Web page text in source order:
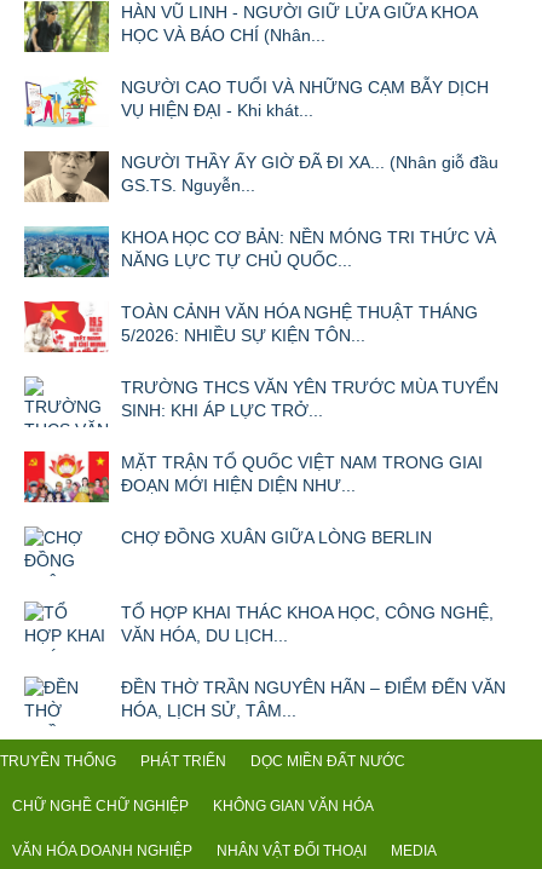
HÀN VŨ LINH - NGƯỜI GIỮ LỬA GIỮA KHOA
HỌC VÀ BÁO CHÍ (Nhân...
NGƯỜI CAO TUỔI VÀ NHỮNG CẠM BẪY DỊCH
VỤ HIỆN ĐẠI - Khi khát...
NGƯỜI THẦY ẤY GIỜ ĐÃ ĐI XA... (Nhân giỗ đầu
GS.TS. Nguyễn...
KHOA HỌC CƠ BẢN: NỀN MÓNG TRI THỨC VÀ
NĂNG LỰC TỰ CHỦ QUỐC...
TOÀN CẢNH VĂN HÓA NGHỆ THUẬT THÁNG
5/2026: NHIỀU SỰ KIỆN TÔN...
TRƯỜNG THCS VĂN YÊN TRƯỚC MÙA TUYỂN
SINH: KHI ÁP LỰC TRỞ...
MẶT TRẬN TỔ QUỐC VIỆT NAM TRONG GIAI
ĐOẠN MỚI HIỆN DIỆN NHƯ...
CHỢ ĐỒNG XUÂN GIỮA LÒNG BERLIN
TỔ HỢP KHAI THÁC KHOA HỌC, CÔNG NGHỆ,
VĂN HÓA, DU LỊCH...
ĐỀN THỜ TRẦN NGUYÊN HÃN – ĐIỂM ĐẾN VĂN
HÓA, LỊCH SỬ, TÂM...
TRUYỀN THỐNG PHÁT TRIỂN DỌC MIỀN ĐẤT NƯỚC
CHỮ NGHỀ CHỮ NGHIỆP KHÔNG GIAN VĂN HÓA
VĂN HÓA DOANH NGHIỆP NHÂN VẬT ĐỐI THOẠI MEDIA